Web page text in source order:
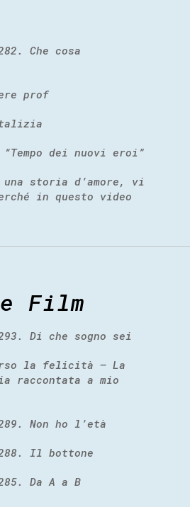
Che cosa
prof
dei nuovi eroi”
storia d’amore, vi
in questo video
Film
Di che sogno sei
la felicità – La
raccontata a mio
Non ho l’età
Il bottone
Da A a B